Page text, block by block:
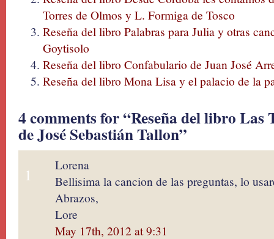
Torres de Olmos y L. Formiga de Tosco
Reseña del libro Palabras para Julia y otras
Goytisolo
Reseña del libro Confabulario de Juan José
Reseña del libro Mona Lisa y el palacio de la
4 comments for “Reseña del libro Las
de José Sebastián Tallon”
1
Lorena
Bellisima la cancion de las preguntas, lo
Abrazos,
Lore
May 17th, 2012 at 9:31